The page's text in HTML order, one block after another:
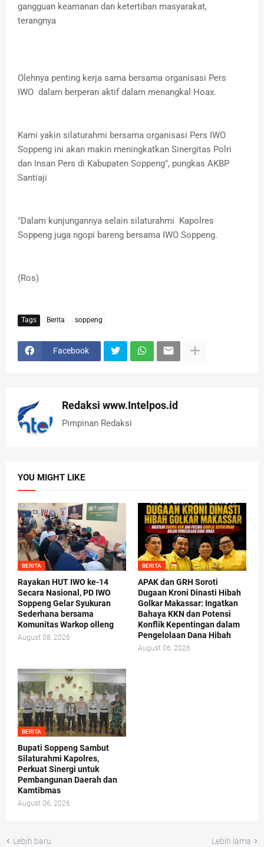
gangguan keamanan dan ketertiban masyarakat,
terangnya
Olehnya penting kerja sama bersama organisasi Pers
IWO dalam berperan aktif dalam menangkal Hoax.
Kami yakin silaturahmi bersama organisasi Pers IWO
Soppeng ini akan makin meningkatkan Sinergitas Polri
dan Insan Pers di Kabupaten Soppeng", pungkas AKBP
Santiaji
"Dalam kunjungannya selain silaturahmi Kapolres
Soppeng juga ngopi bareng bersama IWO Soppeng.
(Ros)
Tags Berita soppeng
Facebook
Redaksi www.Intelpos.id
Pimpinan Redaksi
YOU MIGHT LIKE
BERITA
Rayakan HUT IWO ke-14
Secara Nasional, PD IWO
Soppeng Gelar Syukuran
Sederhana bersama
Komunitas Warkop olleng
August 08, 2026
BERITA
APAK dan GRH Soroti
Dugaan Kroni Dinasti Hibah
Golkar Makassar: Ingatkan
Bahaya KKN dan Potensi
Konflik Kepentingan dalam
Pengelolaan Dana Hibah
August 06, 2026
BERITA
Bupati Soppeng Sambut
Silaturahmi Kapolres,
Perkuat Sinergi untuk
Pembangunan Daerah dan
Kamtibmas
August 06, 2026
Lebih baru Lebih lama